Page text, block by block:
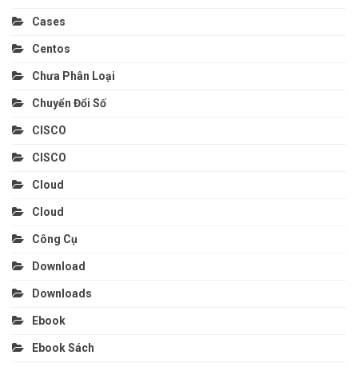
Cases
Centos
Chưa Phân Loại
Chuyển Đổi Số
CISCO
CISCO
Cloud
Cloud
Công Cụ
Download
Downloads
Ebook
Ebook Sách